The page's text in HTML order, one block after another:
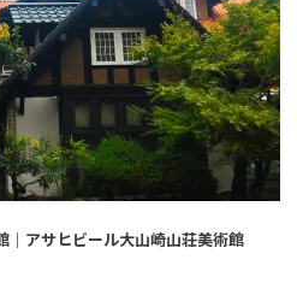
｜アサヒビール大山崎山荘美術館